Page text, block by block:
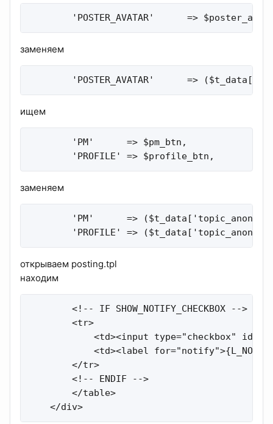
'POSTER_AVATAR'      =>
заменяем
'POSTER_AVATAR'      =>
ищем
        'PM'      => $pm_btn,
        'PROFILE' => $profile_btn,
заменяем
'PM'      =>
'PROFILE' =>
открываем posting.tpl
находим
        <!-- IF SHOW_NOTIFY_CHECKBOX -->
        <tr>
<td><input type="checkbox"
<td><label
        </tr>
        <!-- ENDIF -->
        </table>
    </div>